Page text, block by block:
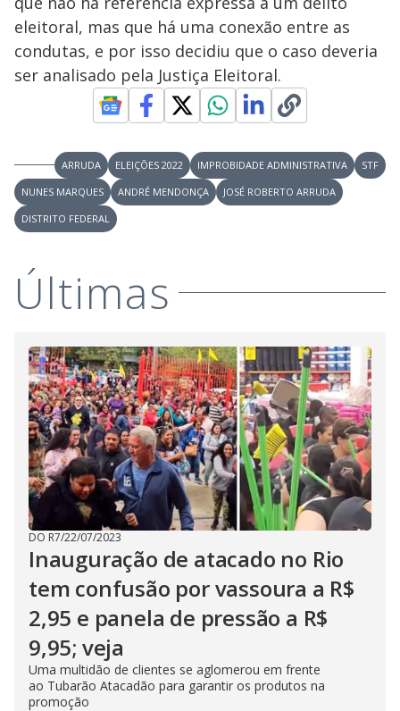
eleitoral, mas que há uma conexão entre as
condutas, e por isso decidiu que o caso deveria
ser analisado pela Justiça Eleitoral.
ARRUDA ELEIÇÕES 2022 IMPROBIDADE ADMINISTRATIVA
STF
NUNES MARQUES
ANDRÉ MENDONÇA
JOSÉ ROBERTO ARRUDA
DISTRITO FEDERAL
Últimas
DO R7/22/07/2023
Inauguração de atacado no Rio
tem confusão por vassoura a R$
2,95 e panela de pressão a R$
9,95; veja
Uma multidão de clientes se aglomerou em frente
ao Tubarão Atacadão para garantir os produtos na
promoção